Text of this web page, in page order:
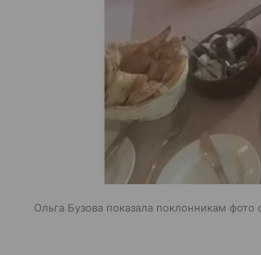
Ольга Бузова показала поклонникам фото